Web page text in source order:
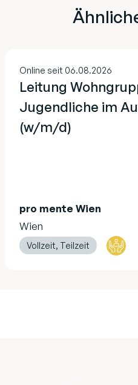
Online seit 06.08.2026
Leitung
Jugendliche im
(w/m/d)
pro mente Wien
Wien
Vollzeit, Teilzeit